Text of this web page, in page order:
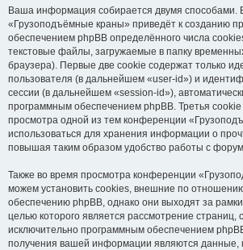
Ваша информация собирается двумя способами.
«Грузоподъёмные краны» приведёт к созданию
обеспечением phpBB определённого числа
текстовые файлы, загружаемые в папку
браузера). Первые две cookie содержат только
пользователя (в дальнейшем «user-id») и
сессии (в дальнейшем «session-id»),
программным обеспечением phpBB. Третья cookie
просмотра одной из тем конференции
использоваться для хранения информации о
повышая таким образом удобство работы с
Также во время просмотра конференции
можем установить cookies, внешние по
обеспечению phpBB, однако они выходят за рамки
целью которого является рассмотрение страниц,
исключительно программным обеспечением
получения вашей информации являются данные,